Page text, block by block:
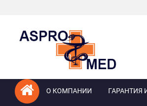
О КОМПАНИИ ГАРАНТИЯ